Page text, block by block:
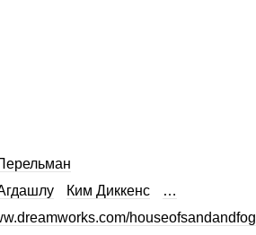
Ким Диккенс
…
houseofsandandfog